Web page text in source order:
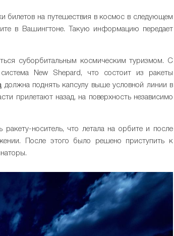
билетов на путешествия в космос в следующем
в Вашингтоне. Такую информацию передает
суборбитальным космическим туризмом. С
New Shepard, что состоит из ракеты
должна поднять капсулу выше условной линии в
прилетают назад, на поверхность независимо
носитель, что летала на орбите и после
После этого было решено приступить к